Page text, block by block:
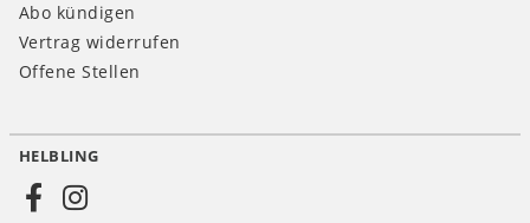
Abo kündigen
Vertrag widerrufen
Offene Stellen
Social
HELBLING